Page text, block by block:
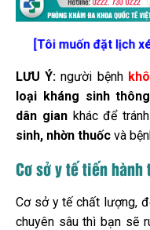
[Tôi muốn đặt lịch
LƯU Ý: người bệnh
loại kháng sinh
dân giankhác để
sinh, nhờn thuốc và
Cơ sở y tế tiến
Cơ sở y tế chất lượng,
chuyên sâu thì bạn sẽ